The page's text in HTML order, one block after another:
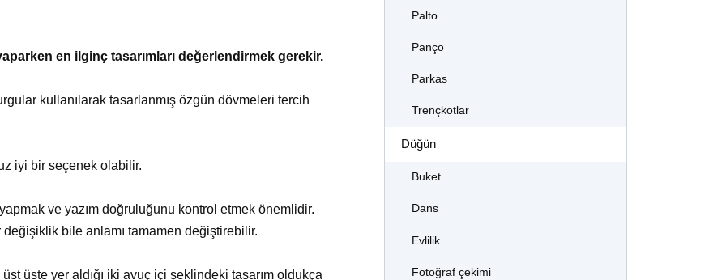
en ilginç tasarımları değerlendirmek gerekir.
kullanılarak tasarlanmış özgün dövmeleri tercih
iyi bir seçenek olabilir.
ve yazım doğruluğunu kontrol etmek önemlidir.
bile anlamı tamamen değiştirebilir.
üste yer aldığı iki avuç içi şeklindeki tasarım oldukça
Palto
Panço
Parkas
Trençkotlar
Düğün
Buket
Dans
Evlilik
Fotoğraf çekimi